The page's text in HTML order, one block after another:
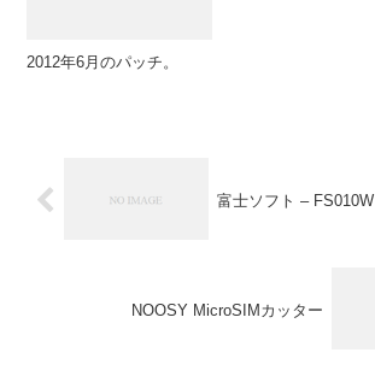
2012年6月のパッチ。
富士ソフト – FS010W
NOOSY MicroSIMカッター